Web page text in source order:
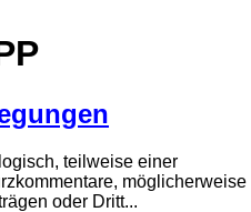
teilweise einer
möglicherweise
oder Dritt...